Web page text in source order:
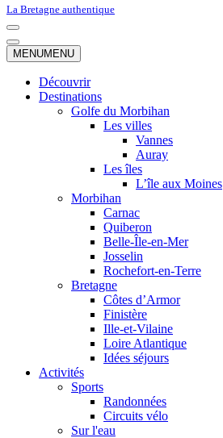
La Bretagne authentique
Menu
de
navigation
Menu
de
MENUMENU
Découvrir
Destinations
Golfe du Morbihan
Les villes
Vannes
Auray
Les îles
L’île aux Moines
Morbihan
Carnac
Quiberon
Belle-Île-en-Mer
Josselin
Rochefort-en-Terre
Bretagne
Côtes d’Armor
Finistère
Ille-et-Vilaine
Loire Atlantique
Idées séjours
Activités
Sports
Randonnées
Circuits vélo
Sur l'eau